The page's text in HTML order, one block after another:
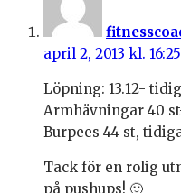
april 2, 2013 kl. 16:25
Löpning: 13.12-
Armhävningar 40
Burpees 44 st,
Tack för en rolig
på pushups! 🙂